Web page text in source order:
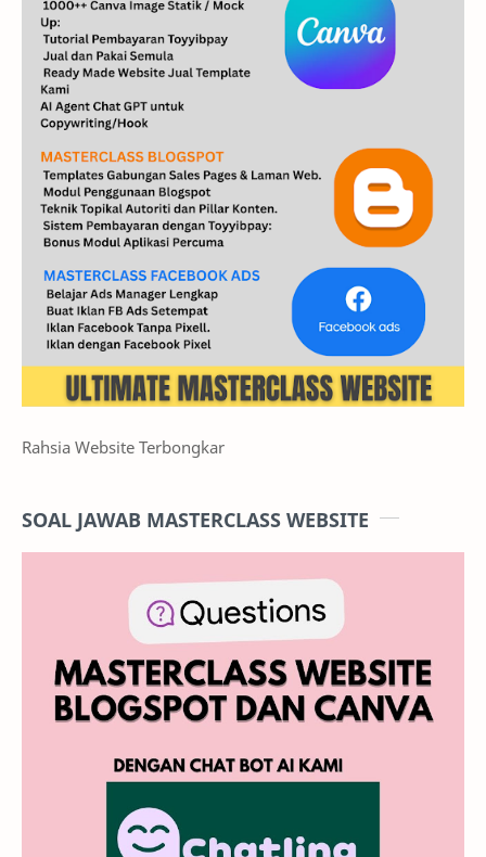
Rahsia Website Terbongkar
SOAL JAWAB MASTERCLASS WEBSITE